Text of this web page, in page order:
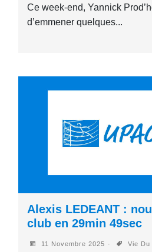
Ce week-end, Yannick
d’emmener quelques...
Alexis LEDEANT :
club en 29min 49sec
11 Novembre 2025 Vie Du